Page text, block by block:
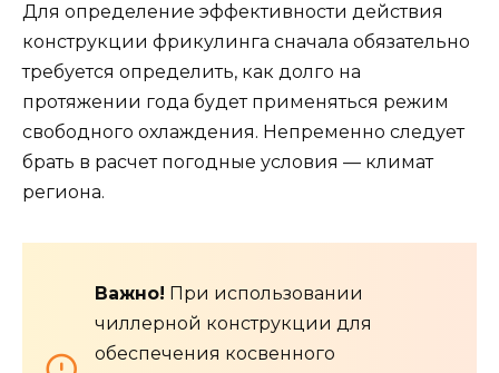
Для определение эффективности действия
конструкции фрикулинга сначала обязательно
требуется определить, как долго на
протяжении года будет применяться режим
свободного охлаждения. Непременно следует
брать в расчет погодные условия — климат
региона.
Важно! При использовании
чиллерной конструкции для
обеспечения косвенного